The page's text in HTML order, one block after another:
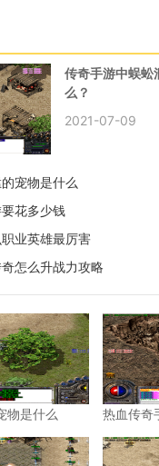
传奇手游中蜈蚣
么？
2021-07-09
宠物是什么
花多少钱
业英雄最厉害
怎么升战力攻略
物是什么 热血传奇